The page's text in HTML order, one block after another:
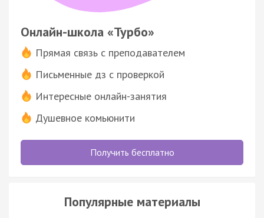
Онлайн-школа «Турбо»
Прямая связь с преподавателем
Письменные дз с проверкой
Интересные онлайн-занятия
Душевное комьюнити
Получить бесплатно
Популярные материалы